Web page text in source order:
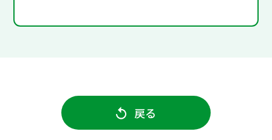
戻る